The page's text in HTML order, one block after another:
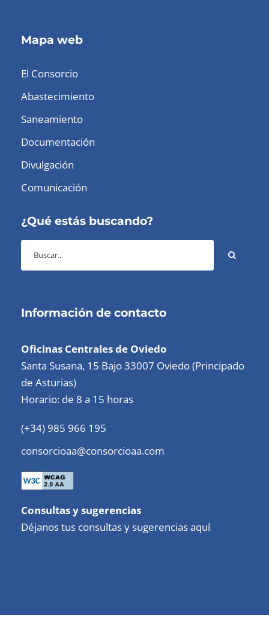
Mapa web
El Consorcio
Abastecimiento
Saneamiento
Documentación
Divulgación
Comunicación
¿Qué estás buscando?
Información de contacto
Oficinas Centrales de Oviedo
Santa Susana, 15 Bajo 33007 Oviedo (Principado
de Asturias)
Horario: de 8 a 15 horas
(+34) 985 966 195
consorcioaa@consorcioaa.com
Consultas y sugerencias
Déjanos tus consultas y sugerencias aquí